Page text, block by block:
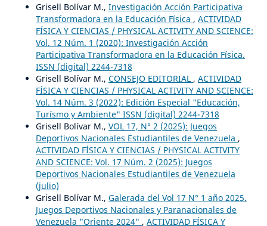
Grisell Bolívar M., Investigación Acción Participativa
Transformadora en la Educación Física , ACTIVIDAD
FÍSICA Y CIENCIAS / PHYSICAL ACTIVITY AND SCIENCE:
Vol. 12 Núm. 1 (2020): Investigación Acción
Participativa Transformadora en la Educación Física.
ISSN (digital) 2244-7318
Grisell Bolívar M., CONSEJO EDITORIAL , ACTIVIDAD
FÍSICA Y CIENCIAS / PHYSICAL ACTIVITY AND SCIENCE:
Vol. 14 Núm. 3 (2022): Edición Especial "Educación,
Turísmo y Ambiente" ISSN (digital) 2244-7318
Grisell Bolívar M., VOL 17, N° 2 (2025): Juegos
Deportivos Nacionales Estudiantiles de Venezuela ,
ACTIVIDAD FÍSICA Y CIENCIAS / PHYSICAL ACTIVITY
AND SCIENCE: Vol. 17 Núm. 2 (2025): Juegos
Deportivos Nacionales Estudiantiles de Venezuela
(julio)
Grisell Bolívar M., Galerada del Vol 17 N° 1 año 2025.
Juegos Deportivos Nacionales y Paranacionales de
Venezuela "Oriente 2024" , ACTIVIDAD FÍSICA Y